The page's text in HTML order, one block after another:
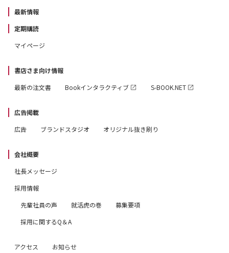
最新情報
定期購読
マイページ
書店さま向け情報
最新の注文書
Bookインタラクティブ S-BOOK.NET
広告掲載
広告
ブランドスタジオ オリジナル抜き刷り
会社概要
社長メッセージ
採用情報
先輩社員の声
就活虎の巻
募集要項
採用に関するQ＆A
アクセス お知らせ